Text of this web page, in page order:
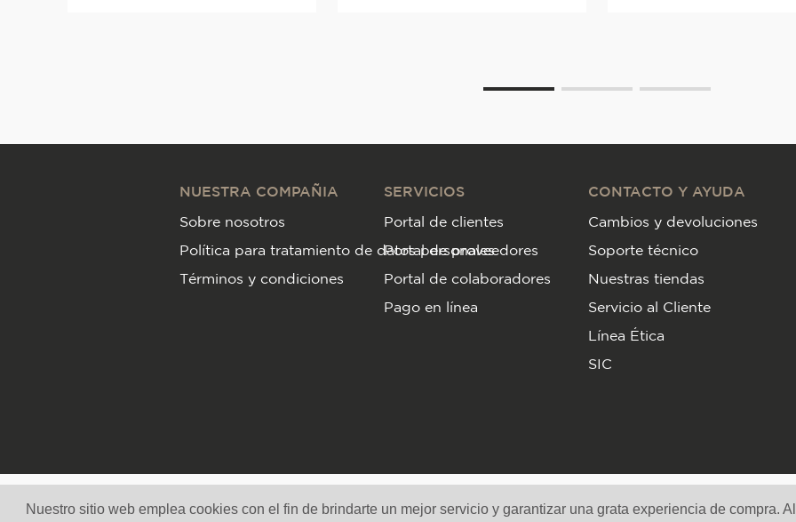
Nuestro sitio web emplea cookies con el fin de brindarte un mejor servicio y garantizar una grata experiencia de compra.
NUESTRA COMPAÑIA
Sobre nosotros
Política para tratamiento de datos personales
Términos y condiciones
SERVICIOS
Portal de clientes
Portal de proveedores
Portal de colaboradores
Pago en línea
CONTACTO Y AYUDA
Cambios y devoluciones
Soporte técnico
Nuestras tiendas
Servicio al Cliente
Línea Ética
SIC